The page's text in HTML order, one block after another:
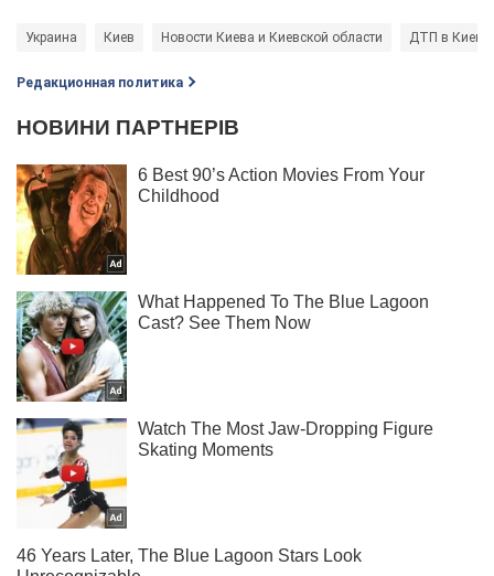
Украина Киев Новости Киева и Киевской области ДТП в Киеве
Редакционная политика